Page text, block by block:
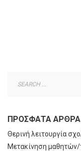
ΠΡΌΣΦΑΤΑ ΆΡΘΡΑ
Θερινή λειτουργία
Μετακίνηση μαθητών/